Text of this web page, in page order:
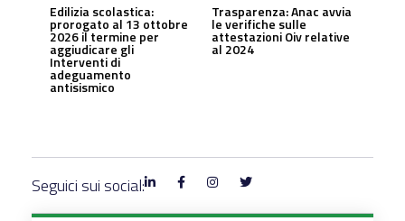
Edilizia scolastica:
prorogato al 13 ottobre
2026 il termine per
aggiudicare gli
Interventi di
adeguamento
antisismico
Trasparenza: Anac avvia
le verifiche sulle
attestazioni Oiv relative
al 2024
Seguici sui social: